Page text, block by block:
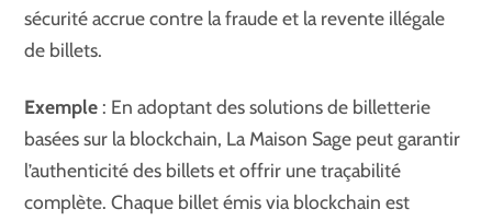
sécurité accrue contre la fraude et la revente illégale
de billets.
Exemple : En adoptant des solutions de billetterie
basées sur la blockchain, La Maison Sage peut garantir
l’authenticité des billets et offrir une traçabilité
complète. Chaque billet émis via blockchain est